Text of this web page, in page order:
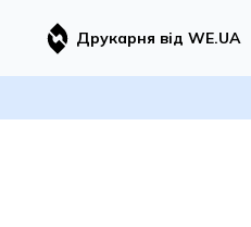
Друкарня від WE.UA